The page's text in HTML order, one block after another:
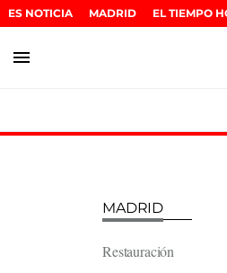
ES NOTICIA MADRID EL TIEMPO
menu
MADRID
Restauración